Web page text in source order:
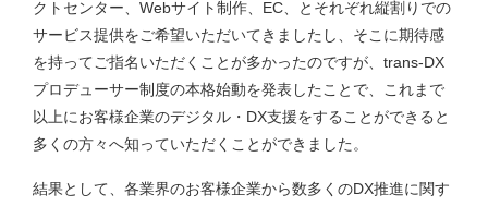
クトセンター、Webサイト制作、EC、とそれぞれ縦割りでの
サービス提供をご希望いただいてきましたし、そこに期待感
を持ってご指名いただくことが多かったのですが、trans-DX
プロデューサー制度の本格始動を発表したことで、これまで
以上にお客様企業のデジタル・DX支援をすることができると
多くの方々へ知っていただくことができました。
結果として、各業界のお客様企業から数多くのDX推進に関す